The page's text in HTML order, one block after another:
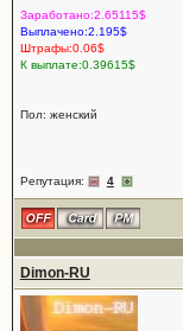
Заработано:2.65115$
Выплачено:2.195$
Штрафы:0.06$
К выплате:0.39615$
Пол: женский
Репутация: 4
Dimon-RU